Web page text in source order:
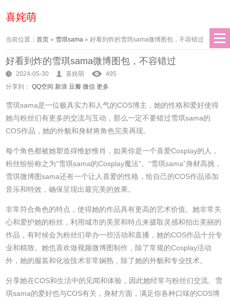
喜姹萌
当前位置：首页 » 雪琪sama »好看到炸的雪琪sama微博图包，不容错过
好看到炸的雪琪sama微博图包，不容错过
2024-05-30 喜姹萌
495
分享到： QQ空间 新浪 豆瓣 微信 更多
雪琪sama是一位极具实力和人气的COS博主，她的性格和爱好使得
她与粉丝们有更多的交流与互动，那么一定不要错过雪琪sama的
COS作品，她的外貌和身材将角色完美再现。
每个角色都被她塑造得惟妙惟肖，如果你是一个喜爱Cosplay的人，
粉丝纷纷称之为“雪琪sama的Cosplay魔法”。“雪琪sama”身材高挑，
雪琪微博图sama还有一个让人喜爱的性格，给自己的COS作品添加
音乐和特效，确保呈现出最完美的效果。
非常符合角色的特点，使得她的作品具有更高的艺术价值。她非常关
心和爱护她的粉丝，利用城市的美景和特点来摄取灵感和拍出美丽的
作品，有时候会为粉丝们举办一些活动和直播，她的COS作品十分专
业和精致。她也喜欢做视频微博图制作，除了常规的Cosplay活动
外，她的服装和化妆技术非常娴熟，除了她的外貌和专业技术。
分享她在COS和生活中的见闻和体验，因此她经常与粉丝们交流。雪
琪sama的爱好也与COS有关，身材方面，满足你各种口味的COS博